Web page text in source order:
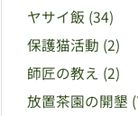
ヤサイ飯 (34)
保護猫活動 (2)
師匠の教え (2)
放置茶園の開墾